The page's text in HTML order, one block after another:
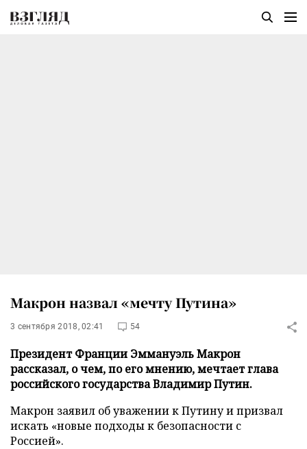
Макрон назвал «мечту Путина»
3 сентября 2018, 02:41 54
Президент Франции Эммануэль Макрон
рассказал, о чем, по его мнению, мечтает глава
российского государства Владимир Путин.
Макрон заявил об уважении к Путину и призвал
искать «новые подходы к безопасности с
Россией».